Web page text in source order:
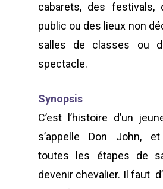
cabarets, des festivals,
public ou des lieux non
salles de classes ou
spectacle.
Synopsis
C’est l’histoire d’un
s’appelle Don John,
toutes les étapes de
devenir chevalier. Il faut